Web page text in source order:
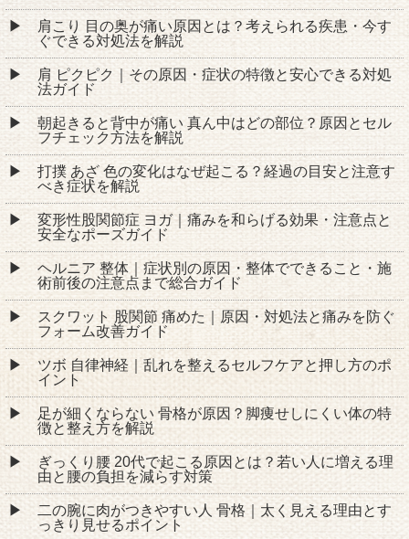
肩こり 目の奥が痛い原因とは？考えられる疾患・今す
ぐできる対処法を解説
肩 ピクピク｜その原因・症状の特徴と安心できる対処
法ガイド
朝起きると背中が痛い 真ん中はどの部位？原因とセル
フチェック方法を解説
打撲 あざ 色の変化はなぜ起こる？経過の目安と注意す
べき症状を解説
変形性股関節症 ヨガ｜痛みを和らげる効果・注意点と
安全なポーズガイド
ヘルニア 整体｜症状別の原因・整体でできること・施
術前後の注意点まで総合ガイド
スクワット 股関節 痛めた｜原因・対処法と痛みを防ぐ
フォーム改善ガイド
ツボ 自律神経｜乱れを整えるセルフケアと押し方のポ
イント
足が細くならない 骨格が原因？脚痩せしにくい体の特
徴と整え方を解説
ぎっくり腰 20代で起こる原因とは？若い人に増える理
由と腰の負担を減らす対策
二の腕に肉がつきやすい人 骨格｜太く見える理由とす
っきり見せるポイント